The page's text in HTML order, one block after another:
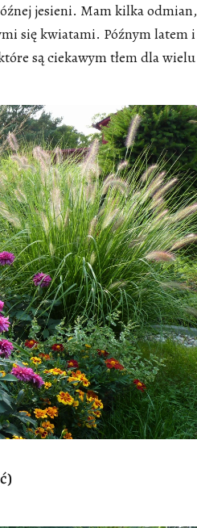
jesieni. Mam kilka odmian,
się kwiatami. Późnym latem i
są ciekawym tłem dla wielu